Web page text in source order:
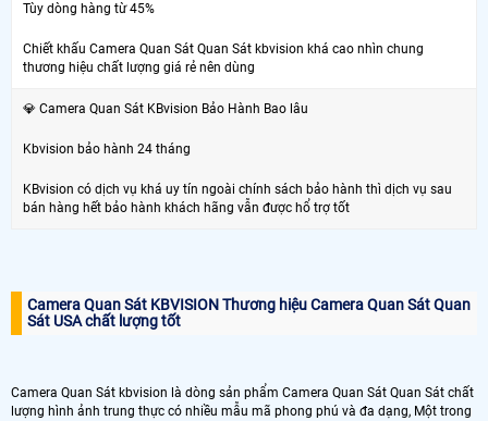
Tùy dòng hàng từ 45%
Chiết khấu Camera Quan Sát Quan Sát kbvision khá cao nhìn chung
thương hiệu chất lượng giá rẻ nên dùng
💎 Camera Quan Sát KBvision Bảo Hành Bao lâu
Kbvision bảo hành 24 tháng
KBvision có dịch vụ khá uy tín ngoài chính sách bảo hành thì dịch vụ sau
bán hàng hết bảo hành khách hãng vẫn được hổ trợ tốt
Camera Quan Sát KBVISION Thương hiệu Camera Quan Sát Quan
Sát USA chất lượng tốt
Camera Quan Sát kbvision là dòng sản phẩm Camera Quan Sát Quan Sát chất
lượng hình ảnh trung thực có nhiều mẫu mã phong phú và đa dạng, Một trong